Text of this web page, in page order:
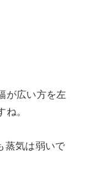
が広い方を左
。
蒸気は弱いで